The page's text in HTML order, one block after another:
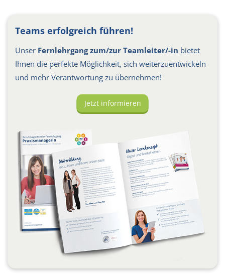
Teams erfolgreich führen!
Unser Fernlehrgang zum/zur Teamleiter/-in bietet
Ihnen die perfekte Möglichkeit, sich weiterzuentwickeln
und mehr Verantwortung zu übernehmen!
Jetzt informieren